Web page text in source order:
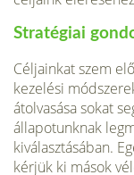
Stratégiai
Céljainkat szem
keze­lési
átolvasása so­kat
állapotunknak
kiválasztásában.
kérjük ki mások